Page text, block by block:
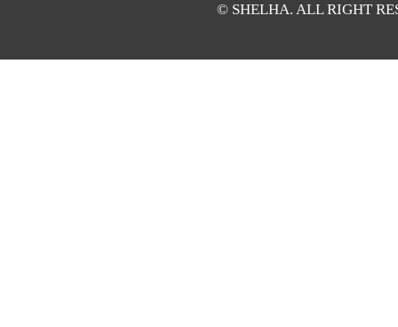
© SHELHA. ALL RIGHT